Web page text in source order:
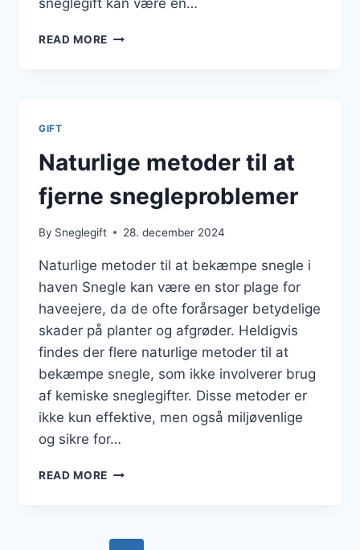
sneglegift kan være en…
READ MORE HÆNGENDE
GIFT
Naturlige metoder til at
fjerne snegleproblemer
By Sneglegift 28. december 2024
Naturlige metoder til at bekæmpe snegle i
haven Snegle kan være en stor plage for
haveejere, da de ofte forårsager betydelige
skader på planter og afgrøder. Heldigvis
findes der flere naturlige metoder til at
bekæmpe snegle, som ikke involverer brug
af kemiske sneglegifter. Disse metoder er
ikke kun effektive, men også miljøvenlige
og sikre for…
READ MORE NATURLIGE
FJERNE